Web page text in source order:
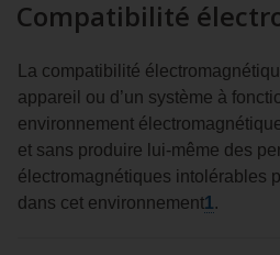
Compatibilité
La compatibilité
appareil ou d’un système à
environnement
et sans produire lui-même des
électromagnétiques intolérables
dans cet environnement1.